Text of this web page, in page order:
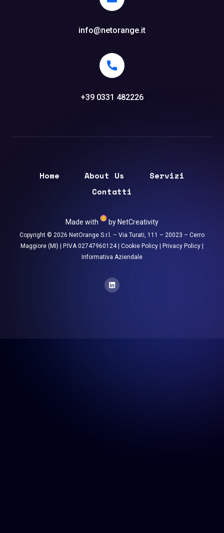
info@netorange.it
+39 0331 482226
Home About Us
Servizi
Contatti
Made with by NetCreativity
Copyright © 2026 NetOrange S.r.l. – Via Turati, 111 – 20023 – Cerro
Maggiore (MI) | P.IVA 02747960124 | Cookie Policy Privacy Policy
Informativa Aziendale